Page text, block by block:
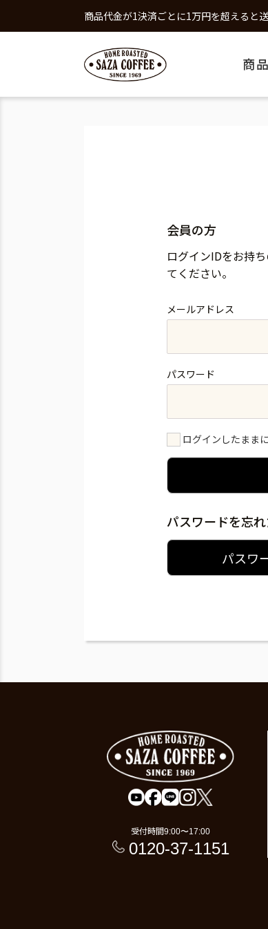
商品代金が1決済ごとに1万円を超えると
商
会員の方
ログインIDをお持
てください。
メールアドレス
パスワード
ログインしたまま
パスワードを忘
パスワ
受付時間9:00〜17:00
0120-37-1151